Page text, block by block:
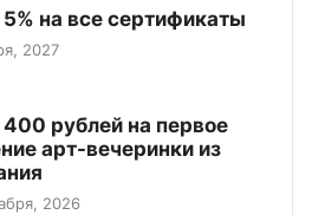
на все сертификаты
2027
рублей на первое
арт-вечеринки из
2026